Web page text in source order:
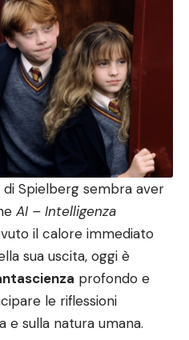
Spielberg sembra aver
AI – Intelligenza
il calore immediato
sua uscita, oggi è
profondo e
le riflessioni
e sulla natura umana.